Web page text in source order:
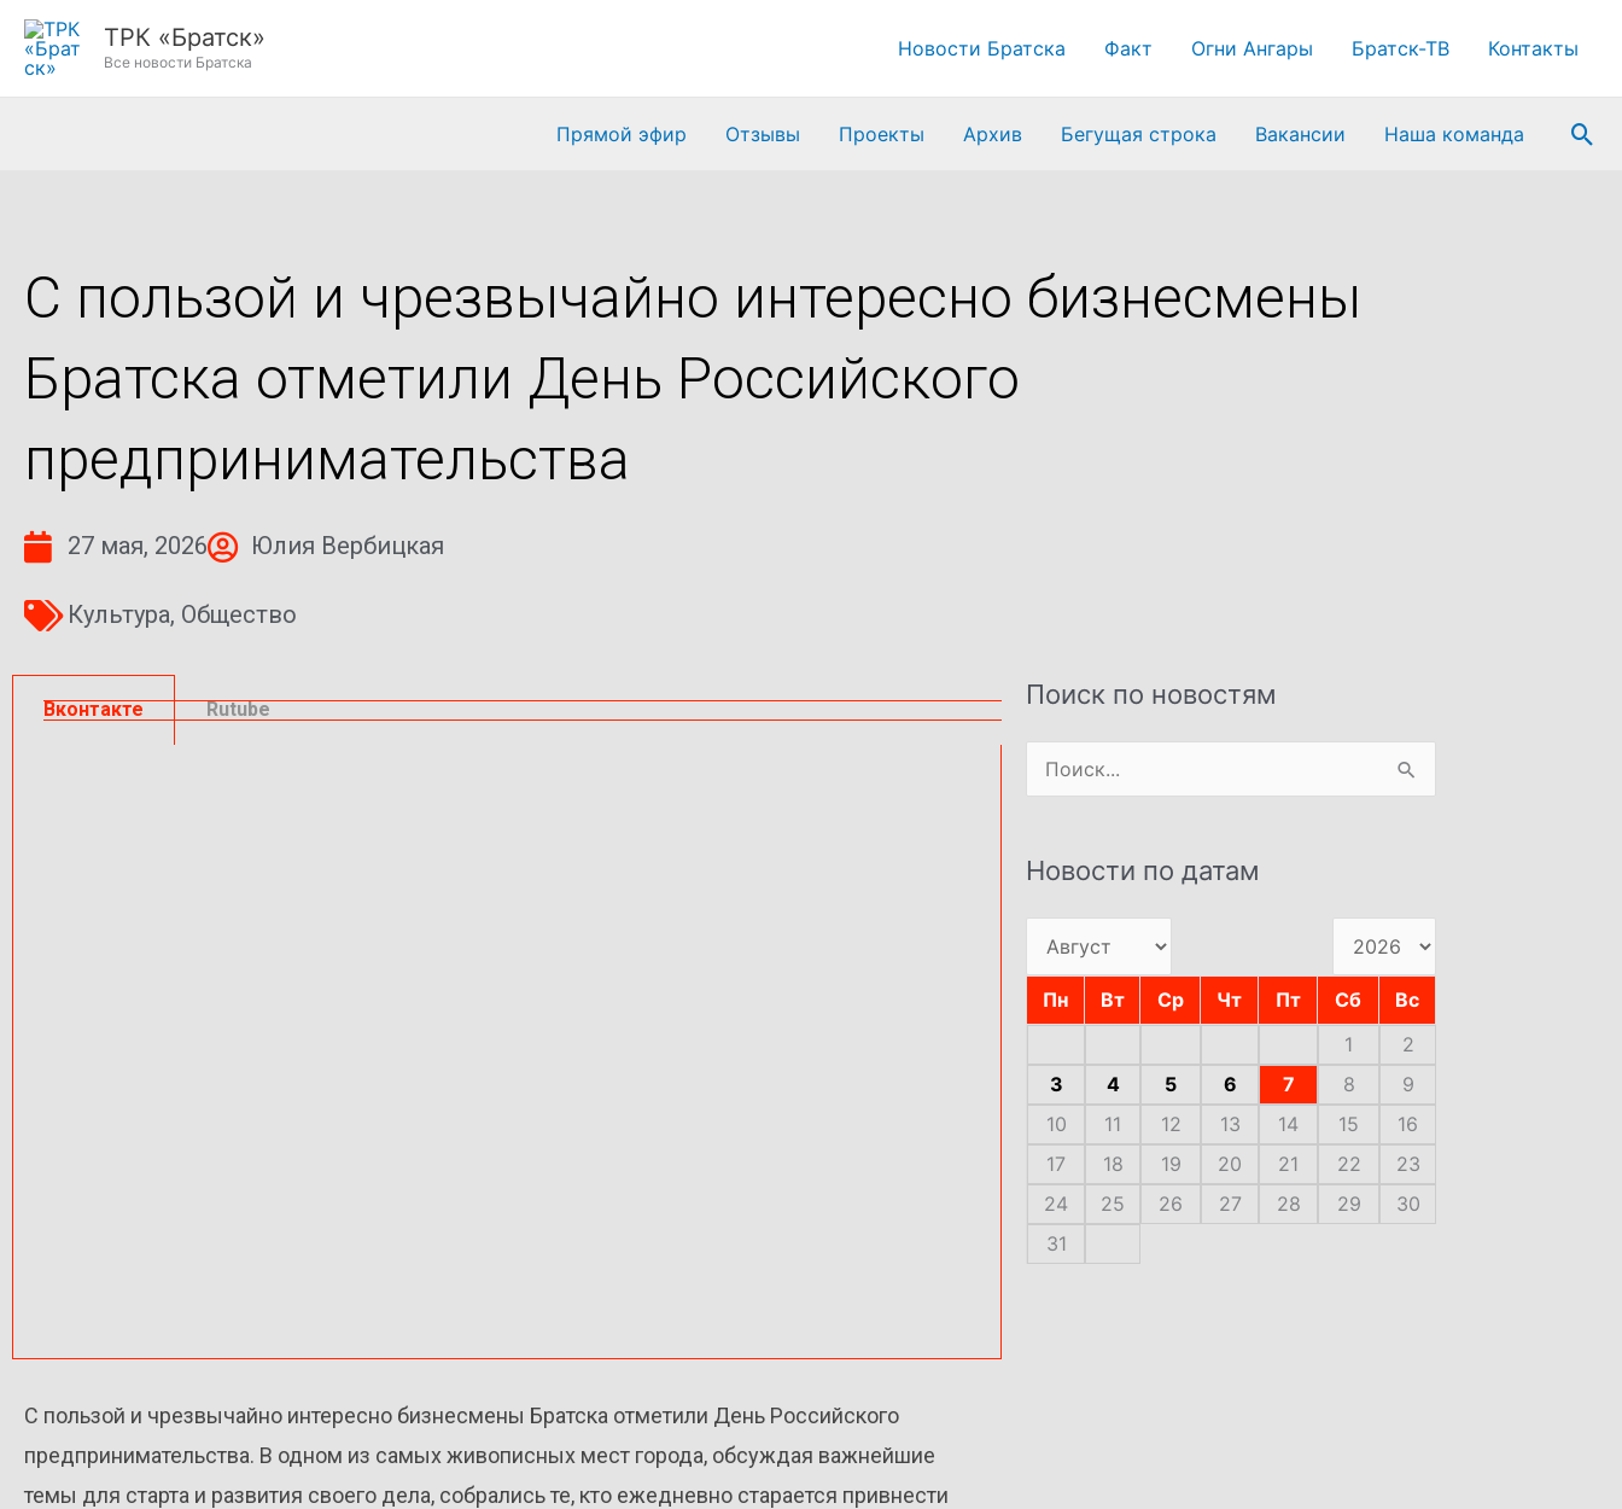
Перейти
ТРК «Братск»
Все новости Братска
Новости Братска Факт Огни Ангары Братск-ТВ Контакты
Прямой эфир Отзывы Проекты Архив Бегущая строка Вакансии Наша команда
С пользой и чрезвычайно интересно бизнесмены
Братска отметили День Российского
предпринимательства
27 мая, 2026 Юлия Вербицкая
Культура, Общество
Вконтакте Rutube
С пользой и чрезвычайно интересно бизнесмены Братска отметили День Российского
предпринимательства. В одном из самых живописных мест города, обсуждая важнейшие
темы для старта и развития своего дела, собрались те, кто ежедневно старается привнести
Поиск по новостям
Поиск:
Новости по датам
Пн Вт Ср Чт Пт Сб
Вс
1
2
3
4 5 6 7 8
9
10
11 12 13 14 15
16
17
18 19 20 21 22
23
24
25 26 27 28 29
30
31